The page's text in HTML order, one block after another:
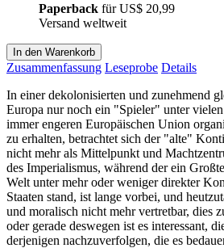
Paperback fürUS$ 20,99
Versand weltweit
In den Warenkorb
Zusammenfassung Leseprobe Details
In einer dekolonisierten und zunehmend
Europa nur noch ein "Spieler" unter
immer engeren Europäischen Union
zu erhalten, betrachtet sich der "alte"
nicht mehr als Mittelpunkt und
des Imperialismus, während der ein
Welt unter mehr oder weniger direkter
Staaten stand, ist lange vorbei, und
und moralisch nicht mehr vertretbar, dies
oder gerade deswegen ist es interessant,
derjenigen nachzuverfolgen, die es